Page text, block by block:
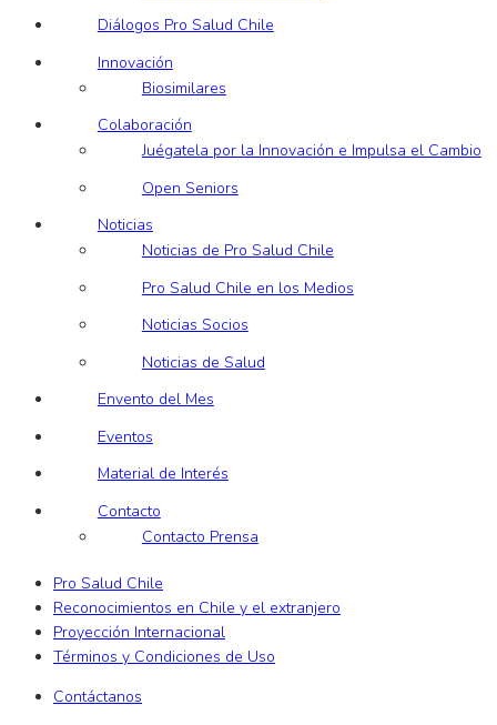
Diálogos Pro Salud Chile
Innovación
Biosimilares
Colaboración
Juégatela por la Innovación e Impulsa el Cambio
Open Seniors
Noticias
Noticias de Pro Salud Chile
Pro Salud Chile en los Medios
Noticias Socios
Noticias de Salud
Envento del Mes
Eventos
Material de Interés
Contacto
Contacto Prensa
Pro Salud Chile
Reconocimientos en Chile y el extranjero
Proyección Internacional
Términos y Condiciones de Uso
Contáctanos